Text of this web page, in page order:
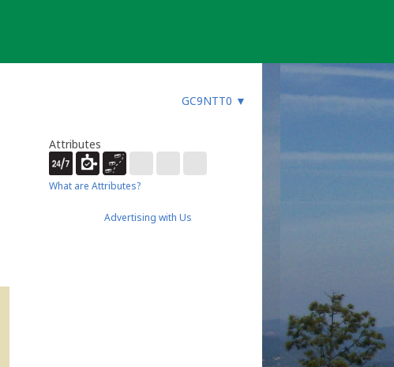
GC9NTT0 ▼
Attributes
What are Attributes?
Advertising with Us